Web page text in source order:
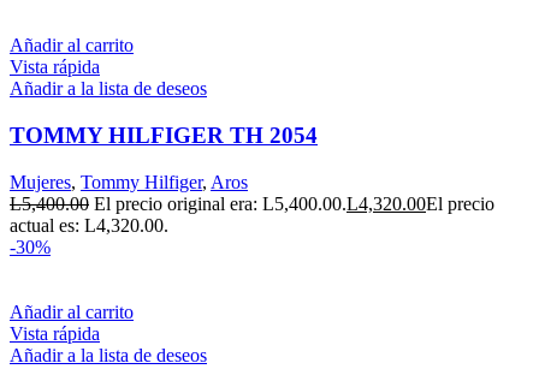
Añadir al carrito
Vista rápida
Añadir a la lista de deseos
TOMMY HILFIGER TH 2054
Mujeres, Tommy Hilfiger, Aros
L5,400.00 El precio original era: L5,400.00.L4,320.00El precio
actual es: L4,320.00.
-30%
Añadir al carrito
Vista rápida
Añadir a la lista de deseos